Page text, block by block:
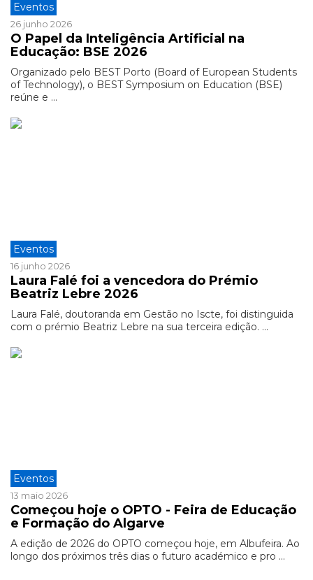
Eventos
26 junho 2026
O Papel da Inteligência Artificial na
Educação: BSE 2026
Organizado pelo BEST Porto (Board of European Students
of Technology), o BEST Symposium on Education (BSE)
reúne e ...
Eventos
16 junho 2026
Laura Falé foi a vencedora do Prémio
Beatriz Lebre 2026
Laura Falé, doutoranda em Gestão no Iscte, foi distinguida
com o prémio Beatriz Lebre na sua terceira edição. ...
Eventos
13 maio 2026
Começou hoje o OPTO - Feira de Educação
e Formação do Algarve
A edição de 2026 do OPTO começou hoje, em Albufeira. Ao
longo dos próximos três dias o futuro académico e pro ...